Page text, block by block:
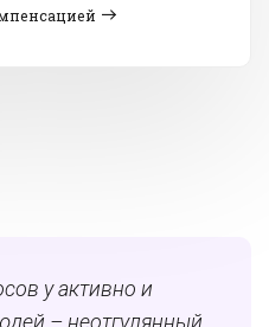
у активно и